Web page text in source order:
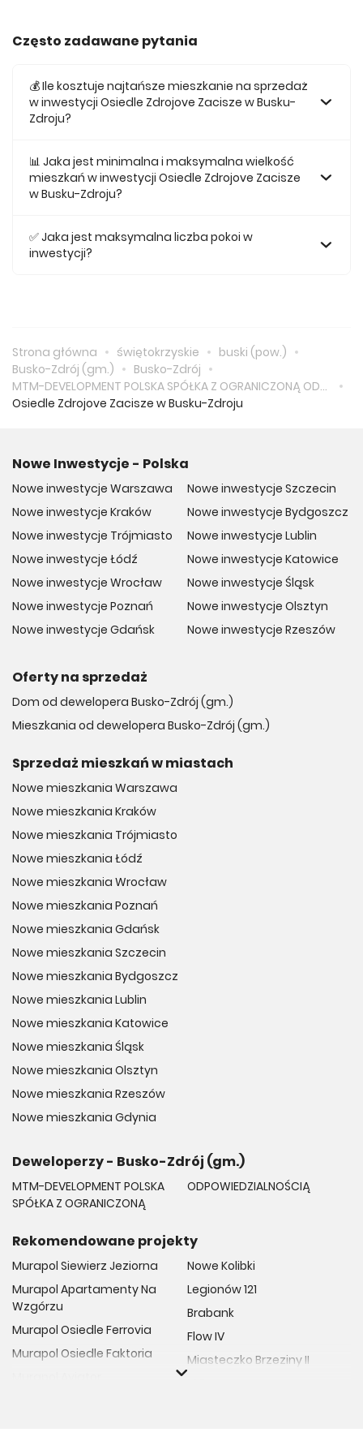
Często zadawane pytania
💰 Ile kosztuje najtańsze mieszkanie na sprzedaż
w inwestycji Osiedle Zdrojove Zacisze w Busku-
Zdroju?
201 520 zł.
📊 Jaka jest minimalna i maksymalna wielkość
mieszkań w inwestycji Osiedle Zdrojove Zacisze
w Busku-Zdroju?
Zdrojove Zacisze w Busku-Zdroju posiada 70,02, natomiast
najmniejsze mieszkanie ma metraż 25,19.
✅ Jaka jest maksymalna liczba pokoi w
inwestycji?
Strona główna świętokrzyskie
buski (pow.)
Busko-Zdrój (gm.)
Busko-Zdrój
MTM-DEVELOPMENT POLSKA SPÓŁKA Z OGRANICZONĄ ODPOWIEDZIALNOŚCIĄ
Osiedle Zdrojove Zacisze w Busku-Zdroju
Nowe Inwestycje - Polska
Nowe inwestycje Warszawa
Nowe inwestycje Kraków
Nowe inwestycje Trójmiasto
Nowe inwestycje Łódź
Nowe inwestycje Wrocław
Nowe inwestycje Poznań
Nowe inwestycje Gdańsk
Nowe inwestycje Szczecin
Nowe inwestycje Bydgoszcz
Nowe inwestycje Lublin
Nowe inwestycje Katowice
Nowe inwestycje Śląsk
Nowe inwestycje Olsztyn
Nowe inwestycje Rzeszów
Oferty na sprzedaż
Dom od dewelopera Busko-Zdrój (gm.)
Mieszkania od dewelopera Busko-Zdrój (gm.)
Sprzedaż mieszkań w miastach
Nowe mieszkania Warszawa
Nowe mieszkania Kraków
Nowe mieszkania Trójmiasto
Nowe mieszkania Łódź
Nowe mieszkania Wrocław
Nowe mieszkania Poznań
Nowe mieszkania Gdańsk
Nowe mieszkania Szczecin
Nowe mieszkania Bydgoszcz
Nowe mieszkania Lublin
Nowe mieszkania Katowice
Nowe mieszkania Śląsk
Nowe mieszkania Olsztyn
Nowe mieszkania Rzeszów
Nowe mieszkania Gdynia
Deweloperzy - Busko-Zdrój (gm.)
MTM-DEVELOPMENT POLSKA
SPÓŁKA Z OGRANICZONĄ
ODPOWIEDZIALNOŚCIĄ
Rekomendowane projekty
Murapol Siewierz Jeziorna
Murapol Apartamenty Na
Wzgórzu
Murapol Osiedle Ferrovia
Murapol Osiedle Faktoria
Nowe Kolibki
Legionów 121
Brabank
Flow IV
Miasteczko Brzeziny II